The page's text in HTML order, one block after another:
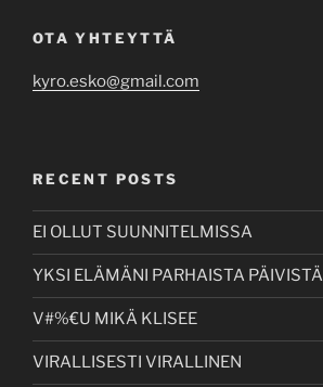
OTA YHTEYTTÄ
kyro.esko@gmail.com
RECENT POSTS
EI OLLUT SUUNNITELMISSA
YKSI ELÄMÄNI PARHAISTA PÄIVISTÄ
V#%€U MIKÄ KLISEE
VIRALLISESTI VIRALLINEN